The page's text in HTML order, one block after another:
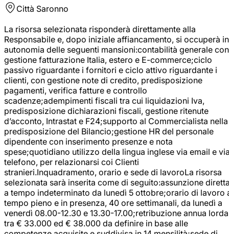
Città Saronno
La risorsa selezionata risponderà direttamente alla
Responsabile e, dopo iniziale affiancamento, si occuperà in
autonomia delle seguenti mansioni:contabilità generale con
gestione fatturazione Italia, estero e E-commerce;ciclo
passivo riguardante i fornitori e ciclo attivo riguardante i
clienti, con gestione note di credito, predisposizione
pagamenti, verifica fatture e controllo
scadenze;adempimenti fiscali tra cui liquidazioni Iva,
predisposizione dichiarazioni fiscali, gestione ritenute
d’acconto, Intrastat e F24;supporto al Commercialista nella
predisposizione del Bilancio;gestione HR del personale
dipendente con inserimento presenze e nota
spese;quotidiano utilizzo della lingua inglese via email e
telefono, per relazionarsi coi Clienti
stranieri.Inquadramento, orario e sede di lavoroLa risorsa
selezionata sarà inserita come di seguito:assunzione
a tempo indeterminato da lunedì 5 ottobre;orario di lavoro
tempo pieno e in presenza, 40 ore settimanali, da lunedì a
venerdì 08.00-12.30 e 13.30-17.00;retribuzione annua lorda
tra € 33.000 ed € 38.000 da definire in base alle